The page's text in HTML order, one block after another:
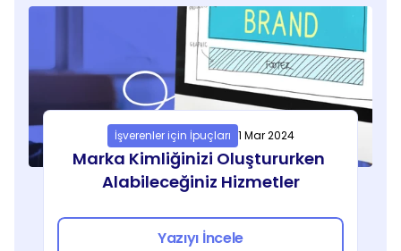
İşverenler için İpuçları 1 Mar 2024
Marka Kimliğinizi Oluştururken
Alabileceğiniz Hizmetler
Yazıyı İncele